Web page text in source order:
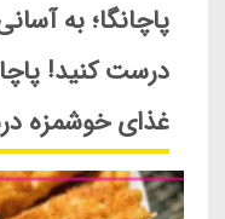
پاچانگا؛ به
درست کنید!
غذای خوشمزه